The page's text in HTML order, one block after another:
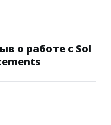
о работе с Sol